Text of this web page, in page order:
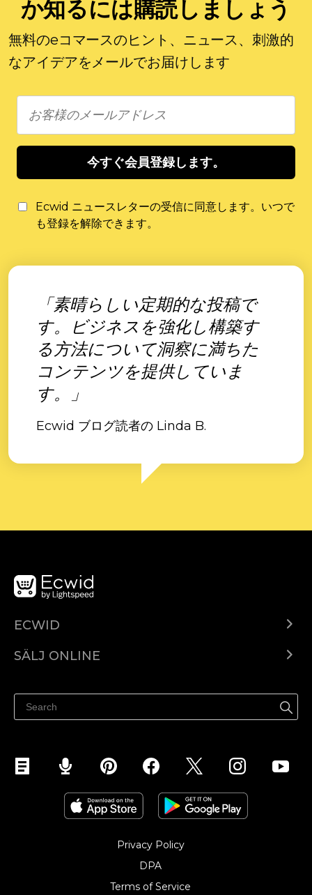
か知るには購読しましょう
無料のeコマースのヒント、ニュース、刺激的
なアイデアをメールでお届けします
今すぐ会員登録します。
Ecwid ニュースレターの受信に同意します。いつで
も登録を解除できます。
「素晴らしい定期的な投稿で
す。ビジネスを強化し構築す
る方法について洞察に満ちた
コンテンツを提供していま
す。」
Ecwid ブログ読者の Linda B.
ECWID
Pris
SÄLJ ONLINE
Sälj på Facebook
Sälj på Instagram
Privacy Policy
DPA
Terms of Service